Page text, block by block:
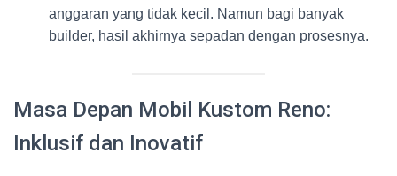
anggaran yang tidak kecil. Namun bagi banyak
builder, hasil akhirnya sepadan dengan prosesnya.
Masa Depan Mobil Kustom Reno:
Inklusif dan Inovatif